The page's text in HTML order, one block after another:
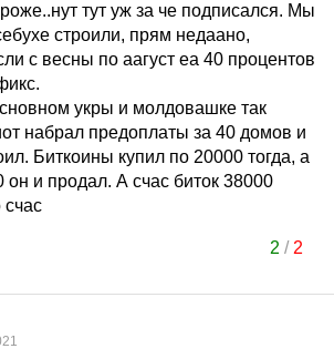
тут уж за че подписался. Мы
строили, прям недаано,
с весны по аагуст еа 40 процентов
укры и молдовашке так
набрал предоплаты за 40 домов и
Биткоины купил по 20000 тогда, а
он и продал. А счас биток 38000
счас
2 / 2